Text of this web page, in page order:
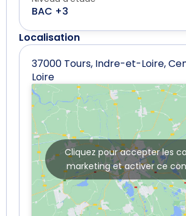
BAC +3
Localisation
37000 Tours, Indre-et-Loire,
Loire
Cliquez pour accepter les
marketing et activer ce